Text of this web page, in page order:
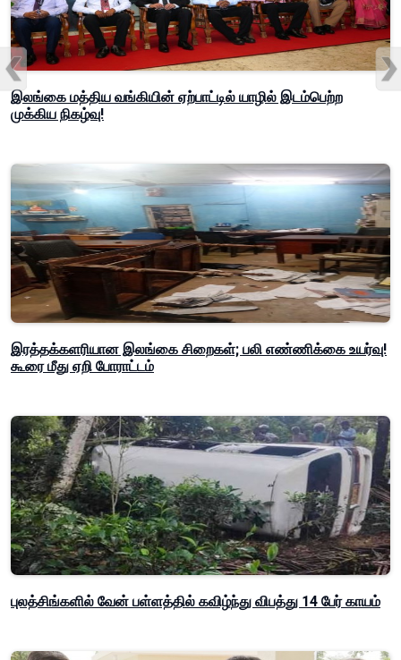
இலங்கை மத்திய வங்கியின் ஏற்பாட்டில் யாழில் இடம்பெற்ற
முக்கிய நிகழ்வு!
இரத்தக்களரியான இலங்கை சிறைகள்; பலி எண்ணிக்கை உயர்வு!
கூரை மீது ஏறி போராட்டம்
புலத்சிங்களில் வேன் பள்ளத்தில் கவிழ்ந்து விபத்து 14 பேர் காயம்